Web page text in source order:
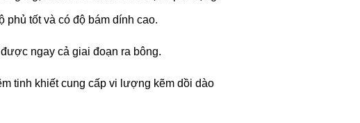
phủ tốt và có độ bám dính cao.
ngay cả giai đoạn ra bông.
tinh khiết cung cấp vi lượng kẽm dồi dào